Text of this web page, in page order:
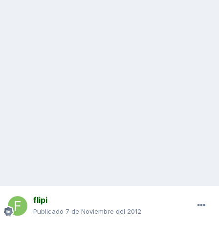
flipi
Publicado 7 de Noviembre del 2012